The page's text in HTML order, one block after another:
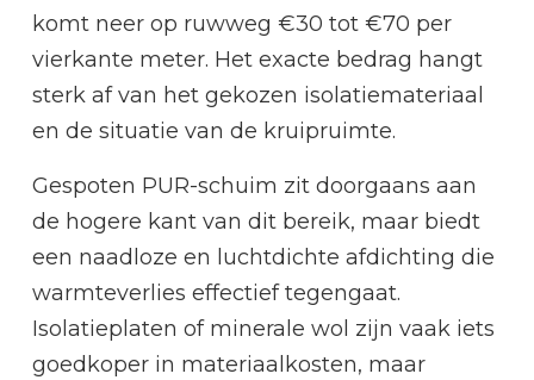
komt neer op ruwweg €30 tot €70 per
vierkante meter. Het exacte bedrag hangt
sterk af van het gekozen isolatiemateriaal
en de situatie van de kruipruimte.
Gespoten PUR-schuim zit doorgaans aan
de hogere kant van dit bereik, maar biedt
een naadloze en luchtdichte afdichting die
warmteverlies effectief tegengaat.
Isolatieplaten of minerale wol zijn vaak iets
goedkoper in materiaalkosten, maar